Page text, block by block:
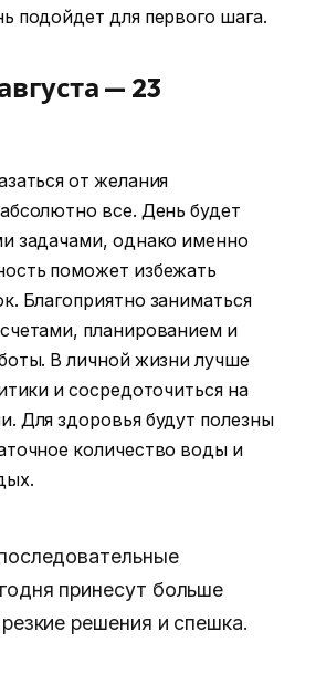
подойдет для первого шага.
— 23
от желания
все. День будет
задачами, однако именно
поможет избежать
Благоприятно заниматься
планированием и
В личной жизни лучше
и сосредоточиться на
Для здоровья будут полезны
количество воды и
принесут больше
решения и спешка.